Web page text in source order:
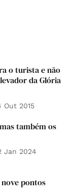
o turista e não
da Glória
Out 2015
também os
Jan 2024
nove pontos